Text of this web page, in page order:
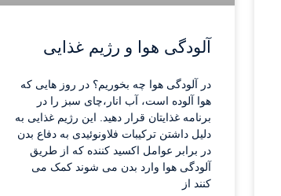
آلودگی هوا و رژیم غذایی
در آلودگی هوا چه بخوریم؟ در روز هایی که
هوا آلوده است، آب انار،چای سبز را در
برنامه غذایتان قرار دهید. این رژیم غذایی به
دلیل داشتن ترکیبات فلاونوئیدی به دفاع بدن
در برابر عوامل اکسید کننده که از طریق
آلودگی هوا وارد بدن می شوند کمک می
کنند از